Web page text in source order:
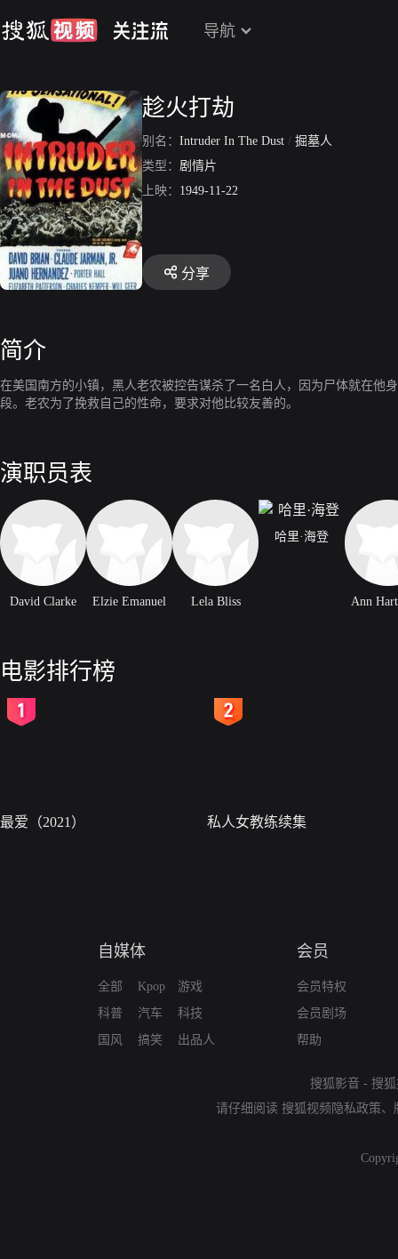
导航
趁火打劫
别名： Intruder In The Dust / 掘墓人
类型： 剧情片
上映： 1949-11-22
分享
简介
在美国南方的小镇，黑人老农被控告谋杀了一名白人，因为尸体就在他
段。老农为了挽救自己的性命，要求对他比较友善的。
演职员表
David Clarke Elzie Emanuel Lela Bliss
哈里·海登
Ann
电影排行榜
最爱（2021） 私人女教练续集
自媒体
全部
科普
国风
Kpop
汽车
搞笑
游戏
科技
出品人
会员
会员特权
会员剧场
帮助
搜狐影音 - 搜
请仔细阅读 搜狐视频隐私政策、